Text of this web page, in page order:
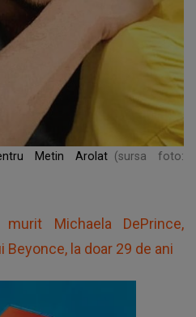
Metin Arolat (sursa foto:
Michaela DePrince,
la doar 29 de ani